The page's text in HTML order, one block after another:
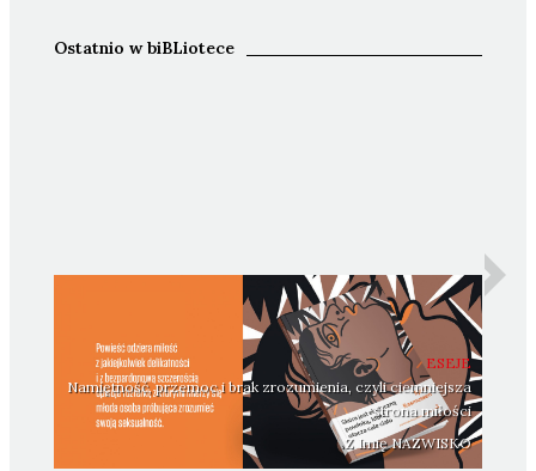
Ostatnio w biBLiotece
ESEJE
Namiętność, przemoc i brak zrozumienia, czyli ciemniejsza
strona miłości
Z Imię NAZWISKO